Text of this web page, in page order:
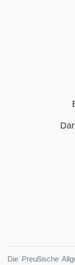
Die Preußische